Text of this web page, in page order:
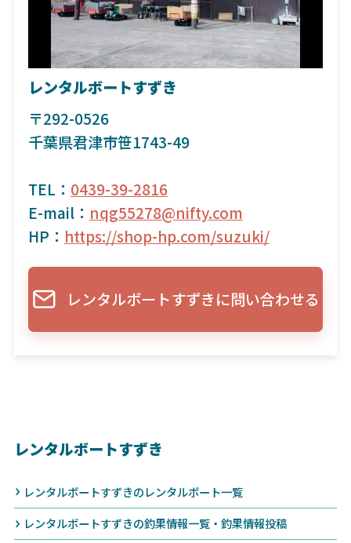
レンタルボートすずき
〒292-0526
千葉県君津市笹1743-49
TEL： 0439-39-2816
E-mail： nqg55278@nifty.com
HP： https://shop-hp.com/suzuki/
レンタルボートすずきに問い合わせる
レンタルボートすずき
レンタルボートすずきのレンタルボート一覧
レンタルボートすずきの釣果情報一覧・釣果情報投稿